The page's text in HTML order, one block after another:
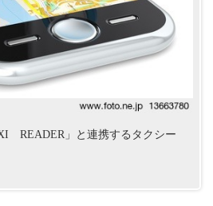
READER」と連携するタクシー